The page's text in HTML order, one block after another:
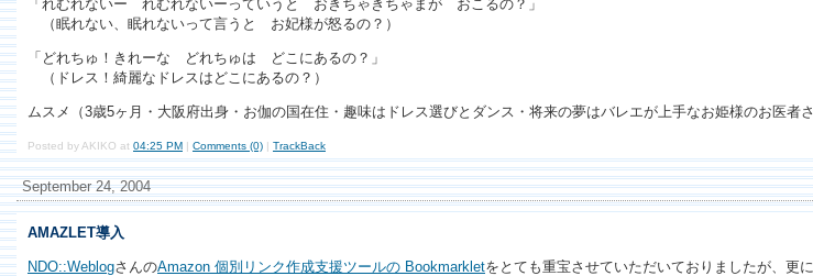
「れむれないー れむれないーっていうと おきちゃきちゃまが おこるの？」
（眠れない、眠れないって言うと お妃様が怒るの？）
「どれちゅ！きれーな どれちゅは どこにあるの？」
（ドレス！綺麗なドレスはどこにあるの？）
ムスメ（3歳5ヶ月・大阪府出身・お伽の国在住・趣味はドレス選びとダンス・将来の夢はバレエが上手なお姫様のお医者
Posted by AKIKO at 04:25 PM | Comments (0) | TrackBack
September 24, 2004
AMAZLET導入
NDO::WeblogさんのAmazon 個別リンク作成支援ツールの Bookmarkletをとても重宝させていただいておりましたが、更